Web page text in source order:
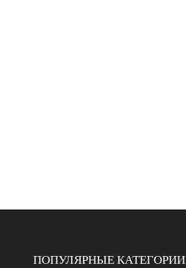
ПОПУЛЯРНЫЕ КАТЕГОРИИ